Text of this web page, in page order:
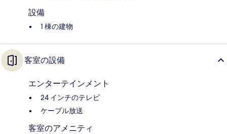
設備
1 棟の建物
客室の設備
エンターテインメント
24 インチのテレビ
ケーブル放送
客室のアメニティ